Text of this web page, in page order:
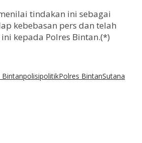
tindakan ini sebagai
kebebasan pers dan telah
kepada Polres Bintan.(*)
BintanpolisipolitikPolres BintanSutana